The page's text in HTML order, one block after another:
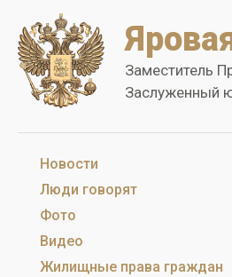
Заместитель
Заслуженный
Новости
Люди говорят
Фото
Видео
Жилищные права граждан